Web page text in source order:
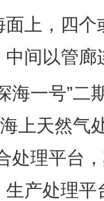
，四个
中间以管廊
一号”二
上天然气
处理平台
生产处理